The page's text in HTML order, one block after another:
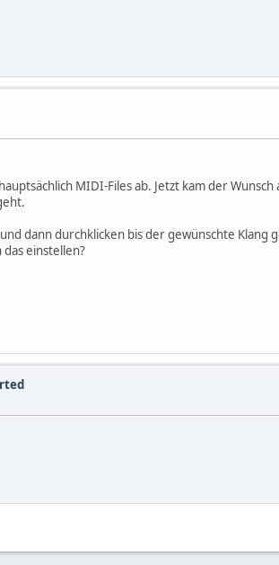
MIDI-Files ab. Jetzt kam der
dann durchklicken bis der gewünschte Klang
einstellen?